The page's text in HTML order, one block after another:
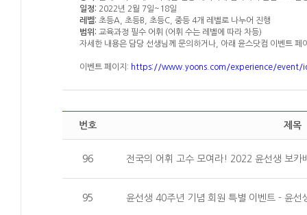
일정: 2022년 2월 7일~18일
레벨: 초등A, 초등B, 초등C, 중등 4개 레벨로 나누어 진행
범위: 교육과정 필수 어휘 (어휘 수는 레벨에 따라 차등)
자세한 내용은 담당 선생님께 문의하거나, 아래 윤스닷컴 이벤트 페
이벤트 페이지: https://www.yoons.com/experience/event/
번호 제목
96 전국의 어휘 고수 모여라! 2022 윤선생 보카
95 윤선생 40주년 기념 회원 특별 이벤트 - 윤